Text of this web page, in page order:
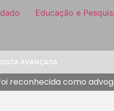
Educação e
AVANÇADA
reconhecida como